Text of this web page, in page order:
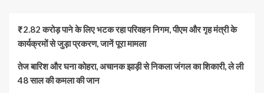
₹2.82 करोड़ पाने के लिए भटक रहा परिवहन निगम, पीएम और गृह मंत्री के
कार्यक्रमों से जुड़ा प्रकरण, जानें पूरा मामला
तेज बारिश और घना कोहरा, अचानक झाड़ी से निकला जंगल का शिकारी, ले ली
48 साल की कमला की जान